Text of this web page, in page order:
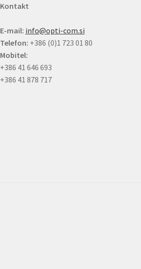
Kontakt
E-mail: info@opti-com.si
Telefon: +386 (0)1 723 01 80
Mobitel:
+386 41 646 693
+386 41 878 717